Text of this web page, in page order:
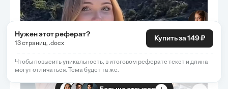
Нужен этот реферат?
13 страниц, .docx
Купить за 149 ₽
Чтобы повысить уникальность, в итоговом реферате текст и длина
могут отличаться. Тема будет та же.